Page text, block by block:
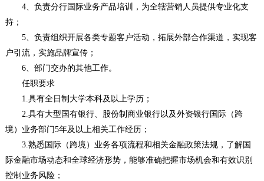
4、负责分行国际业务产品培训，为全辖营销人员提供专业化支
持；
5、负责组织开展各类专题客户活动，拓展外部合作渠道，实现客
户引流，实施品牌宣传；
6、部门交办的其他工作。
任职要求
1.具有全日制大学本科及以上学历；
2.具有大型国有银行、股份制商业银行以及外资银行国际（跨
境）业务部门5年及以上相关工作经历；
3.熟悉国际（跨境）业务各项流程和相关金融政策法规，了解国
际金融市场动态和全球经济形势，能够准确把握市场机会和有效识别
控制业务风险；